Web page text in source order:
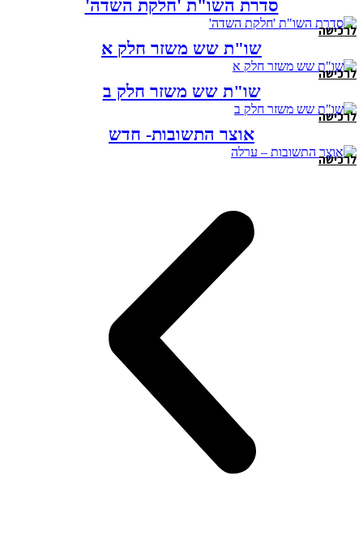
סדרת השו"ת 'חלקת השדה'
לרכישה
שו"ת שש משזר חלק א
לרכישה
שו"ת שש משזר חלק ב
לרכישה
אוצר התשובות- חדש
לרכישה